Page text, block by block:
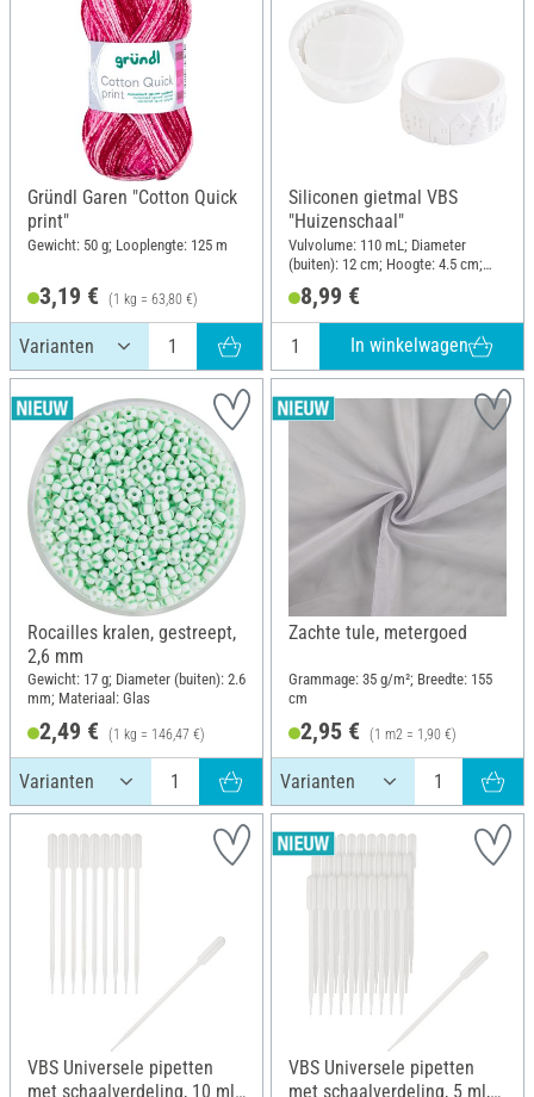
Gründl Garen "Cotton Quick
print"
Gewicht: 50 g; Looplengte: 125 m
3,19 € (1 kg = 63,80 €)
Siliconen gietmal VBS
"Huizenschaal"
Vulvolume: 110 mL; Diameter
(buiten): 12 cm; Hoogte: 4.5 cm;
8,99 €
In winkelwagen
Rocailles kralen, gestreept,
2,6 mm
Gewicht: 17 g; Diameter (buiten): 2.6
mm; Materiaal: Glas
2,49 € (1 kg = 146,47 €)
Zachte tule, metergoed
Grammage: 35 g/m²; Breedte: 155
cm
2,95 € (1 m2 = 1,90 €)
VBS Universele pipetten
met schaalverdeling, 10 ml,
VBS Universele pipetten
met schaalverdeling, 5 ml,